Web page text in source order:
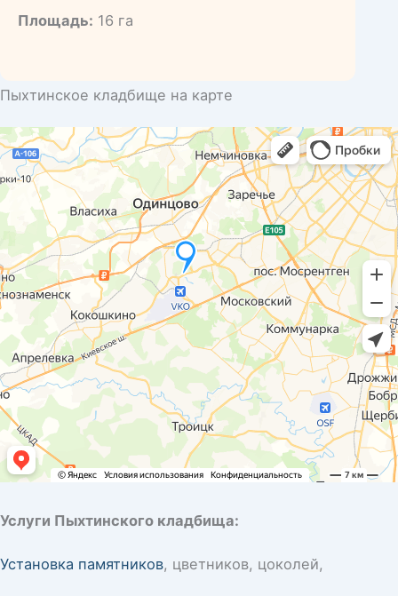
Площадь: 16 га
Пыхтинское кладбище на карте
Услуги Пыхтинского кладбища:
Установка памятников, цветников, цоколей,